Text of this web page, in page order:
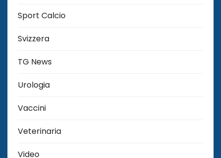
Sport Calcio
Svizzera
TG News
Urologia
Vaccini
Veterinaria
Video